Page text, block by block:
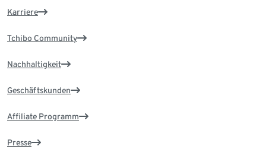
Karriere
Tchibo Community
Nachhaltigkeit
Geschäftskunden
Affiliate Programm
Presse